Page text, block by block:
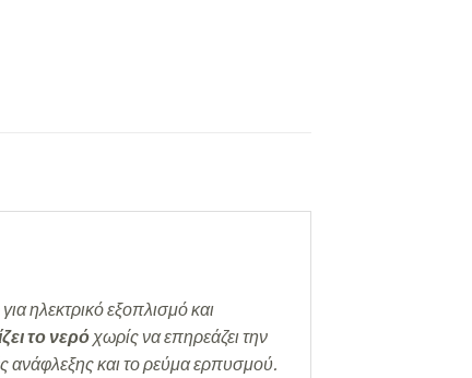
ηλεκτρικό εξοπλισμό και
το νερό χωρίς να επηρεάζει την
ανάφλεξης και το ρεύμα ερπυσμού.